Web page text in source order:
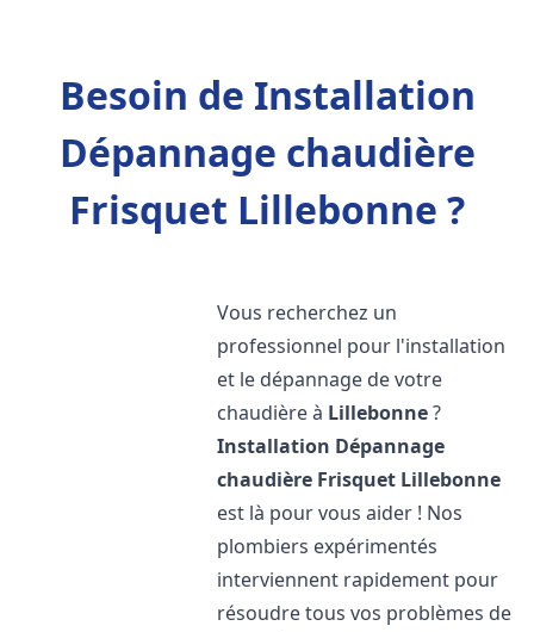
Besoin de Installation
Dépannage chaudière
Frisquet Lillebonne ?
Vous recherchez un
professionnel pour l'installation
et le dépannage de votre
chaudière à Lillebonne?
Installation Dépannage
chaudière Frisquet Lillebonne
est là pour vous aider ! Nos
plombiers expérimentés
interviennent rapidement pour
résoudre tous vos problèmes de